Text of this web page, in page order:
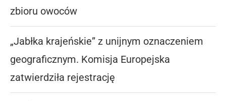
zbioru owoców
„Jabłka krajeńskie” z unijnym oznaczeniem
geograficznym. Komisja Europejska
zatwierdziła rejestrację